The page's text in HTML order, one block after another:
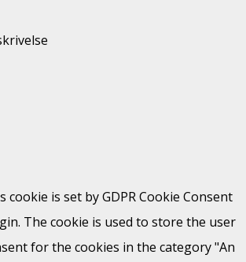
cookie is set by GDPR Cookie Consent
The cookie is used to store the user
for the cookies in the category "An